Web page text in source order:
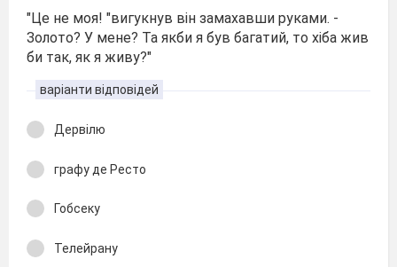
"Це не моя! "вигукнув він замахавши руками. -
Золото? У мене? Та якби я був багатий, то хіба жив
би так, як я живу?"
варіанти відповідей
Дервілю
графу де Ресто
Гобсеку
Телейрану